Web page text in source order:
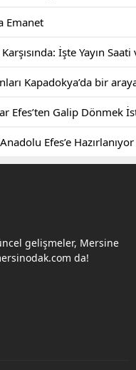
Emanet
İşte Yayın
Kapadokya’da bir
Efes’ten Galip Dönmek
Efes’e Hazırlanıyor
gelişmeler, Mersine
da!